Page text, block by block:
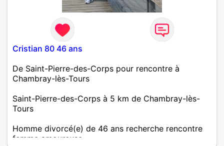
Cristian 80 46 ans
De Saint-Pierre-des-Corps pour rencontre à
Chambray-lès-Tours
Saint-Pierre-des-Corps à 5 km de Chambray-lès-
Tours
Homme divorcé(e) de 46 ans recherche rencontre
femme amoureuse